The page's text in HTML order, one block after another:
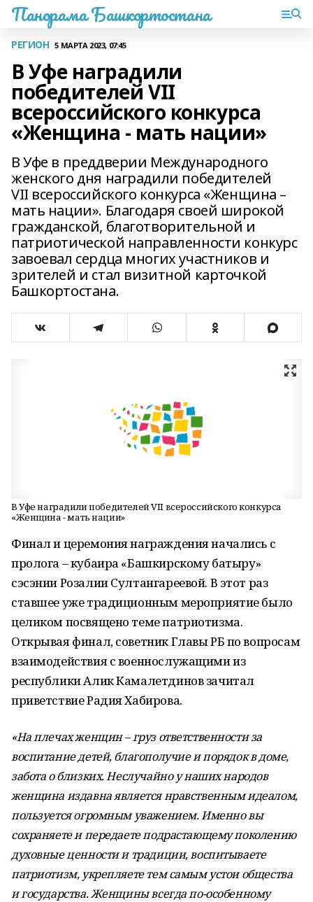
Панорама Башкортостана
РЕГИОН 5 МАРТА 2023, 07:45
В Уфе наградили
победителей VII
всероссийского конкурса
«Женщина - мать нации»
В Уфе в преддверии Международного
женского дня наградили победителей
VII всероссийского конкурса «Женщина –
мать нации». Благодаря своей широкой
гражданской, благотворительной и
патриотической направленности конкурс
завоевал сердца многих участников и
зрителей и стал визитной карточкой
Башкортостана.
В Уфе наградили победителей VII всероссийского конкурса
«Женщина - мать нации»
Финал и церемония награждения начались с
пролога – кубаира «Башкирскому батыру»
сэсэнии Розалии Султангареевой. В этот раз
ставшее уже традиционным мероприятие было
целиком посвящено теме патриотизма.
Открывая финал, советник Главы РБ по вопросам
взаимодействия с военнослужащими из
республики Алик Камалетдинов зачитал
приветствие Радия Хабирова.
«На плечах женщин – груз ответственности за
воспитание детей, благополучие и порядок в доме,
забота о близких. Неслучайно у наших народов
женщина издавна является нравственным идеалом,
пользуется огромным уважением. Именно вы
сохраняете и передаете подрастающему поколению
духовные ценности и традиции, воспитываете
патриотизм, укрепляете тем самым устои общества
и государства. Женщины всегда по-особенному